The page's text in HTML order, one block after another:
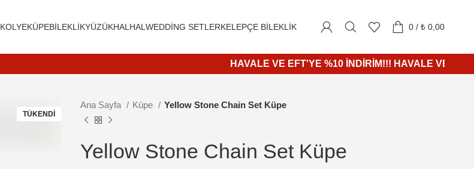
KOLYEKÜPEBILEKLIKYÜZÜKHALHALWEDDING SETLERKELEPÇE BILEKLIK 0/ ₺ 0,00
HAVALE VE EFT'YE %10 İNDİRİM!!! HAVALE VE
TÜKENDI
Ana Sayfa Küpe Yellow Stone Chain Set Küpe
Yellow Stone Chain Set Küpe